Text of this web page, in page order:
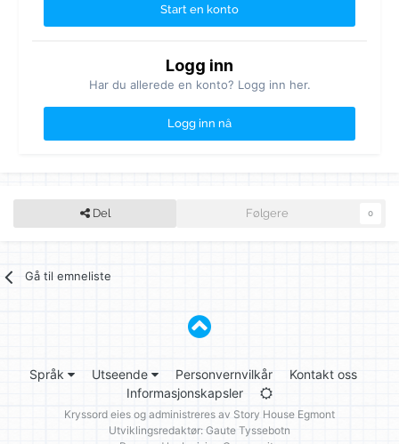
Start en konto
Logg inn
Har du allerede en konto? Logg inn her.
Logg inn nå
Del Følgere 0
Gå til emneliste
Språk Utseende Personvernvilkår
Kontakt oss
Informasjonskapsler
Kryssord eies og administreres av Story House Egmont
Utviklingsredaktør: Gaute Tyssebotn